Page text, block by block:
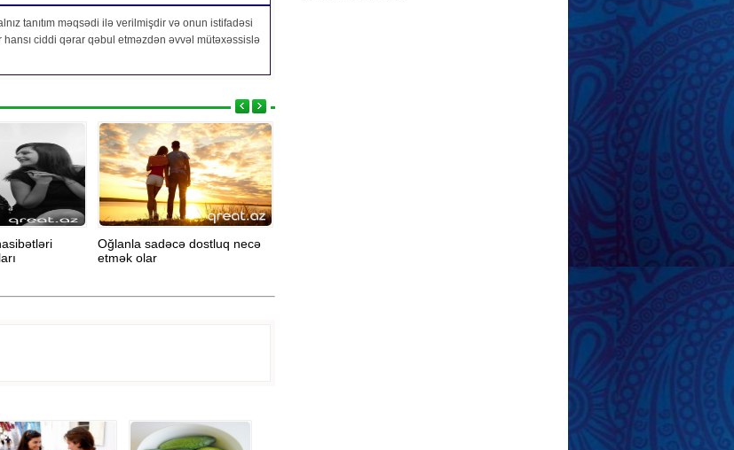
tanıtım məqsədi ilə verilmişdir və onun istifadəsi
ciddi qərar qəbul etməzdən əvvəl mütəxəssislə
Oğlanla sadəcə dostluq necə
etmək olar